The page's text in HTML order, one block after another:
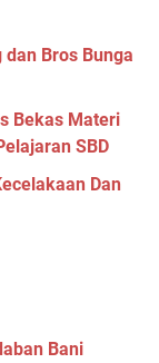
Bros Bunga
Bekas Materi
SBD
Dan
Bani